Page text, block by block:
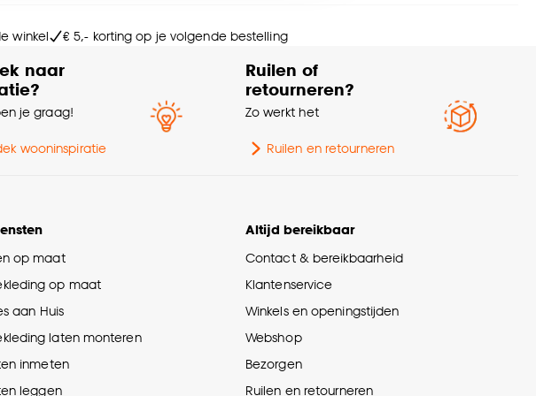
bekijk hiervoor onze
Gewicht gram per m2 370 G/m2
3%
winkel € 5,- korting op je volgende bestelling
naar
je graag!
wooninspiratie
Ruilen of
retourneren?
Zo werkt het
Ruilen en retourneren
op maat
op maat
aan Huis
laten monteren
inmeten
leggen
Altijd bereikbaar
Contact & bereikbaarheid
Klantenservice
Winkels en openingstijden
Webshop
Bezorgen
Ruilen en retourneren